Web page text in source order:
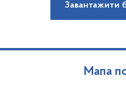
Завантажити
Мапа